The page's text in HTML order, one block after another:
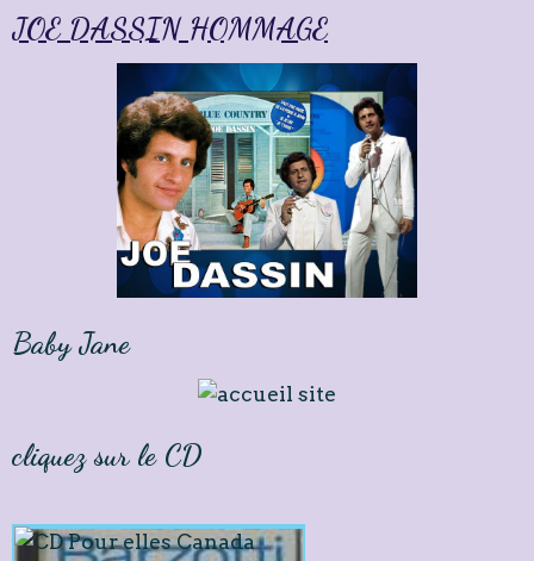
JOE DASSIN HOMMAGE
Baby Jane
cliquez sur le CD